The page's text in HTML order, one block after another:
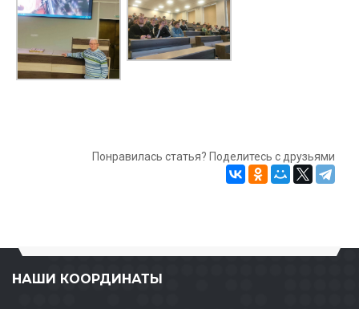
Понравилась статья? Поделитесь с друзьями
НАШИ КООРДИНАТЫ